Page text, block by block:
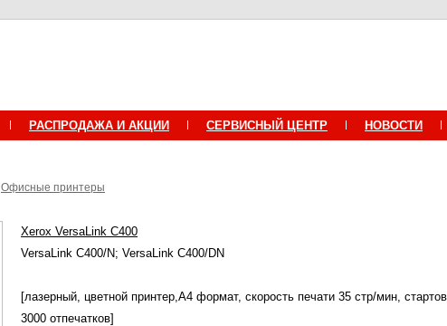
РАСПРОДАЖА И АКЦИИ СЕРВИСНЫЙ ЦЕНТР НОВОСТИ
Офисные принтеры
Xerox VersaLink C400
VersaLink C400/N; VersaLink C400/DN
[лазерный, цветной принтер,А4 формат, скорость печати 35 стр/мин,
3000 отпечатков]